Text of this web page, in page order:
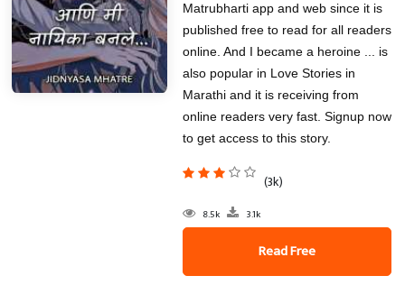
Matrubharti app and web since it is
published free to read for all readers
online. And I became a heroine ... is
also popular in Love Stories in
Marathi and it is receiving from
online readers very fast. Signup now
to get access to this story.
(3k)
8.5k 3.1k
Read Free